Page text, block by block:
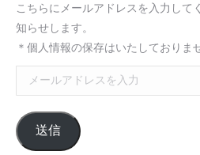
こちらにメールアドレスを入力して
知らせします。
＊個人情報の保存はいたしておりま
ー
ル
ア
送信